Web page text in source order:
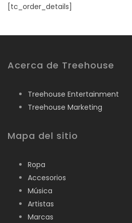
[tc_order_details]
Acerca de Treehouse
Treehouse Entertainment
Treehouse Marketing
Mapa del sitio
Ropa
Accesorios
Música
Artistas
Marcas